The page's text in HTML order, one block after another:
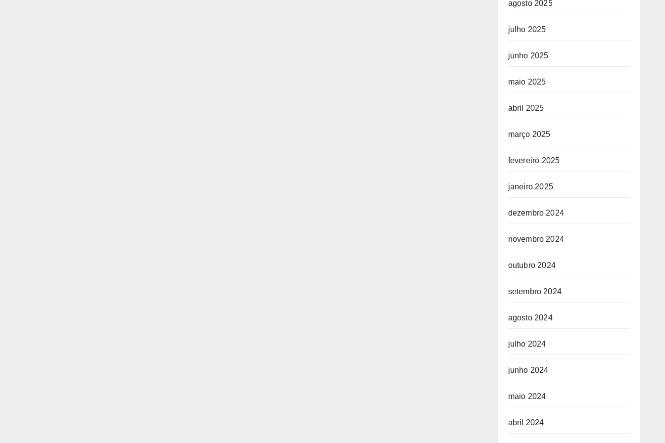
agosto 2025
julho 2025
junho 2025
maio 2025
abril 2025
março 2025
fevereiro 2025
janeiro 2025
dezembro 2024
novembro 2024
outubro 2024
setembro 2024
agosto 2024
julho 2024
junho 2024
maio 2024
abril 2024